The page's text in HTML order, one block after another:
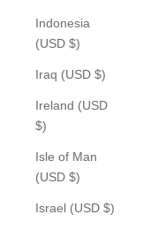
Indonesia
(USD $)
Iraq (USD $)
Ireland (USD
$)
Isle of Man
(USD $)
Israel (USD $)